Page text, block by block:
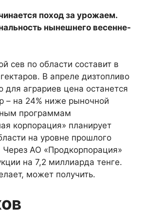
поход за урожаем.
нынешнего весенне-
сев по области составит в
В апре­ле дизтопливо
аграриев цена останется
– на 24% ниже рыночной
про­граммам
корпо­рация» планирует
на уровне прошлого
АО «Продкорпорация»
на 7,2 миллиарда тенге.
может получить.